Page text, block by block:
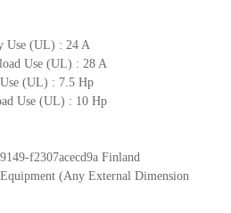
Use (UL) : 24 A
Use (UL) : 28 A
(UL) : 7.5 Hp
Use (UL) : 10 Hp
f2307acecd9a Finland
(Any External Dimension